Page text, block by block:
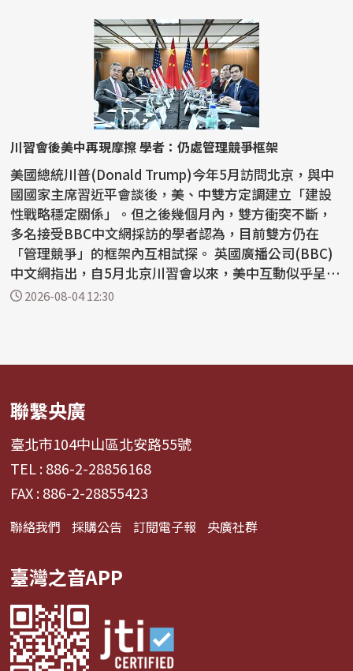
川習會後美中再現摩擦 學者：仍處管理競爭框架
美國總統川普(Donald Trump)今年5月訪問北京，與中
國國家主席習近平會談後，美、中雙方定調建立「建設
性戰略穩定關係」。但之後幾個月內，雙方衝突不斷，
多名接受BBC中文網採訪的學者認為，目前雙方仍在
「管理競爭」的框架內互相試探。 英國廣播公司(BBC)
中文網指出，自5月北京川習會以來，美中互動似乎呈現
「一邊...
2026-08-04 12:30
聯繫央廣
臺北市104中山區北安路55號
TEL : 886-2-28856168
FAX : 886-2-28855423
聯絡我們 採購公告 訂閱電子報 央廣社群
臺灣之音APP